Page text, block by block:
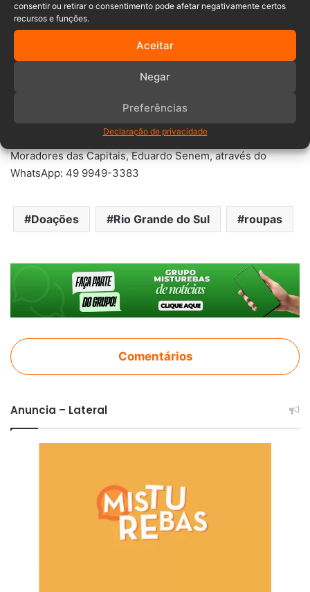
consentir ou retirar o consentimento pode afetar negativamente certos
recursos e funções.
Aceitar
Negar
Preferências
Declaração de privacidade
Mais informações com o presidente da Associação dos
Moradores das Capitais, Eduardo Senem, através do
WhatsApp: 49 9949-3383
Doações Rio Grande do Sul roupas
Comentários
Anuncia – Lateral